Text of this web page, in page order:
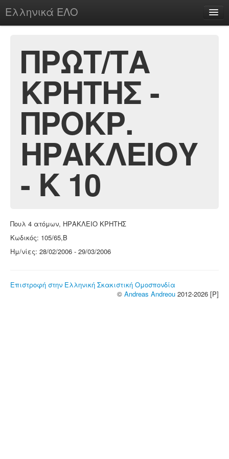
Ελληνικά ΕΛΟ
chesstu.be @ discord
Login
ΠΡΩΤ/ΤΑ
ΚΡΗΤΗΣ -
ΠΡΟΚΡ.
ΗΡΑΚΛΕΙΟΥ
- Κ 10
Πουλ 4 ατόμων, ΗΡΑΚΛΕΙΟ ΚΡΗΤΗΣ
Κωδικός: 105/65,Β
Ημ/νίες: 28/02/2006 - 29/03/2006
Επιστροφή στην Ελληνική Σκακιστική Ομοσπονδία
© Andreas Andreou 2012-2026 [P]